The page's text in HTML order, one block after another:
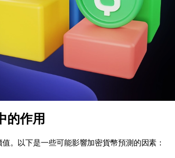
的作用
。以下是一些可能影響加密貨幣預測的因素：